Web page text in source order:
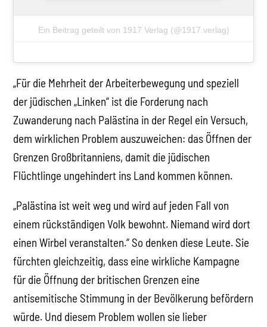
Ein Beitrag geteilt von 1917 Verlag (@1917.verlag)
„Für die Mehrheit der Arbeiterbewegung und speziell
der jüdischen „Linken“ ist die Forderung nach
Zuwanderung nach Palästina in der Regel ein Versuch,
dem wirklichen Problem auszuweichen: das Öffnen der
Grenzen Großbritanniens, damit die jüdischen
Flüchtlinge ungehindert ins Land kommen können.
„Palästina ist weit weg und wird auf jeden Fall von
einem rückständigen Volk bewohnt. Niemand wird dort
einen Wirbel veranstalten.“ So denken diese Leute. Sie
fürchten gleichzeitig, dass eine wirkliche Kampagne
für die Öffnung der britischen Grenzen eine
antisemitische Stimmung in der Bevölkerung befördern
würde. Und diesem Problem wollen sie lieber